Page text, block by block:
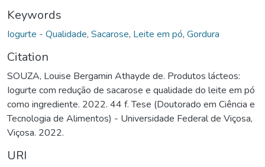
Keywords
Iogurte - Qualidade, Sacarose, Leite em pó, Gordura
Citation
SOUZA, Louise Bergamin Athayde de. Produtos lácteos:
Iogurte com redução de sacarose e qualidade do leite em pó
como ingrediente. 2022. 44 f. Tese (Doutorado em Ciência e
Tecnologia de Alimentos) - Universidade Federal de Viçosa,
Viçosa. 2022.
URI